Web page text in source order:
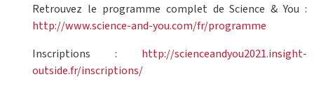
Retrouvez le programme complet de Science & You :
http://www.science-and-you.com/fr/programme
Inscriptions : http://scienceandyou2021.insight-
outside.fr/inscriptions/